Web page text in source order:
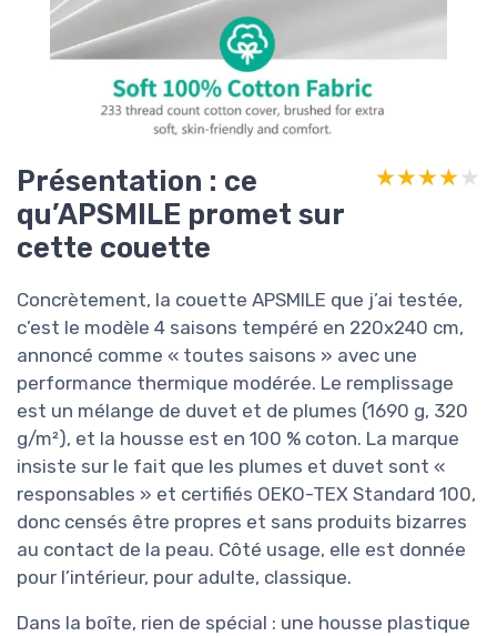
Présentation : ce
qu’APSMILE promet sur
cette couette
★★★★★
★★★★★
Concrètement, la couette APSMILE que j’ai testée,
c’est le modèle 4 saisons tempéré en 220x240 cm,
annoncé comme « toutes saisons » avec une
performance thermique modérée. Le remplissage
est un mélange de duvet et de plumes (1690 g, 320
g/m²), et la housse est en 100 % coton. La marque
insiste sur le fait que les plumes et duvet sont «
responsables » et certifiés OEKO-TEX Standard 100,
donc censés être propres et sans produits bizarres
au contact de la peau. Côté usage, elle est donnée
pour l’intérieur, pour adulte, classique.
Dans la boîte, rien de spécial : une housse plastique